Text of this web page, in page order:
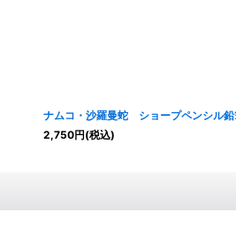
ナムコ・沙羅曼蛇 ショープペンシル鉛
2,750円(税込)